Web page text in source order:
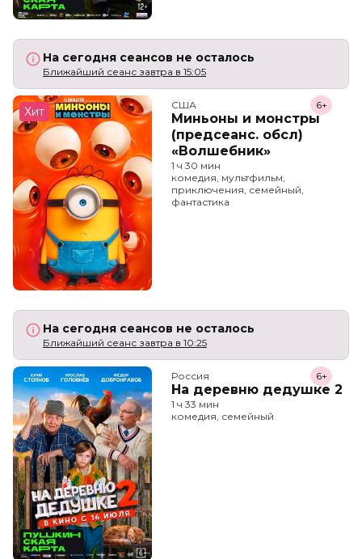
На сегодня сеансов не осталось
Ближайший сеанс завтра в 15:05
Хит США
Миньоны и монстры
(предсеанс. обсл)
«Волшебник»
6+
1 ч 30 мин
комедия, мультфильм,
приключения, семейный,
фантастика
На сегодня сеансов не осталось
Ближайший сеанс завтра в 10:25
Россия
На деревню дедушке 2
6+
1 ч 33 мин
комедия, семейный